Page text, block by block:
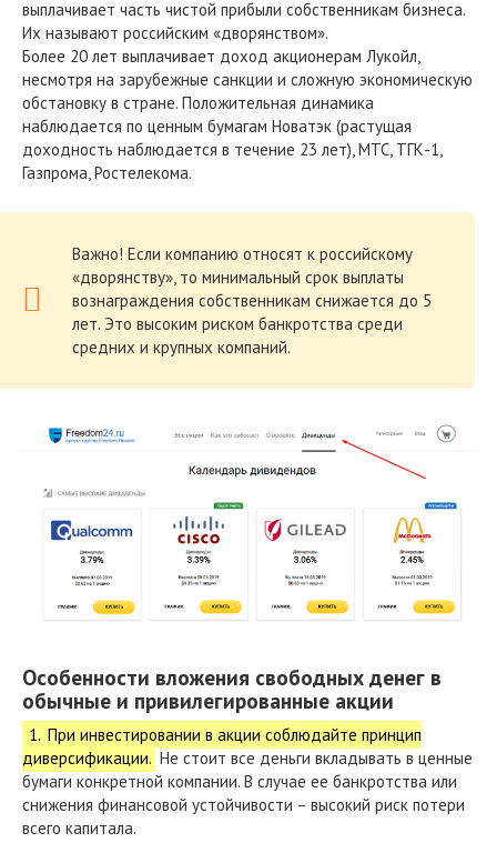
выплачивает часть чистой прибыли собственникам бизнеса.
Их называют российским «дворянством».
Более 20 лет выплачивает доход акционерам Лукойл,
несмотря на зарубежные санкции и сложную экономическую
обстановку в стране. Положительная динамика
наблюдается по ценным бумагам Новатэк (растущая
доходность наблюдается в течение 23 лет), МТС, ТГК-1,
Газпрома, Ростелекома.
Важно! Если компанию относят к российскому
«дворянству», то минимальный срок выплаты
вознаграждения собственникам снижается до 5
лет. Это высоким риском банкротства среди
средних и крупных компаний.
Особенности вложения свободных денег в
обычные и привилегированные акции
1. При инвестировании в акции соблюдайте принцип
диверсификации. Не стоит все деньги вкладывать в ценные
бумаги конкретной компании. В случае ее банкротства или
снижения финансовой устойчивости – высокий риск потери
всего капитала.